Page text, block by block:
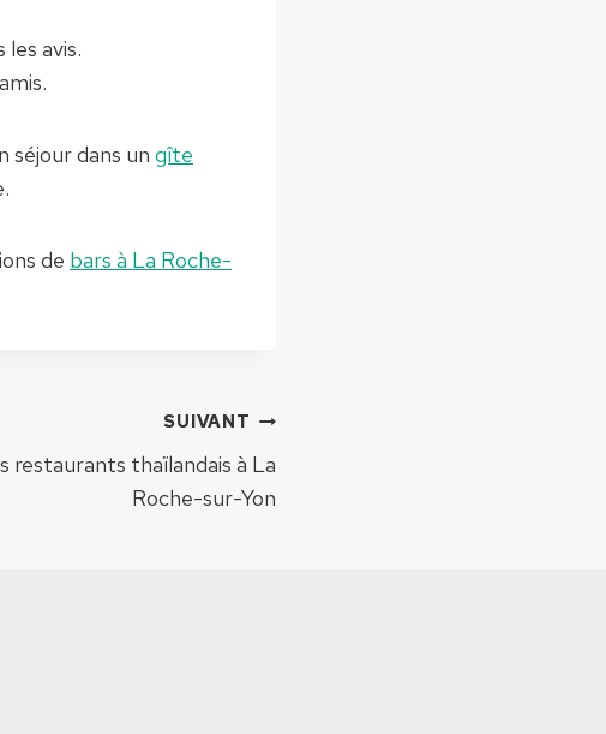
avis.
séjour dans un gîte
de bars à La Roche-
SUIVANT
restaurants thaïlandais à La
Roche-sur-Yon